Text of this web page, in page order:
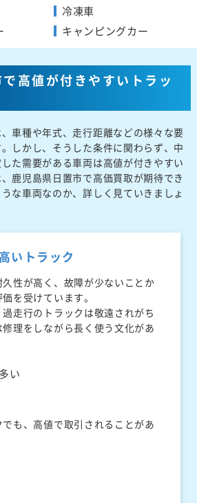
冷凍車
キャンピングカー
高値が付きやすいトラッ
車種や年式、走行距離などの様々な要
しかし、そうした条件に関わらず、中
た需要がある車両は高値が付きやすい
鹿児島県日置市で高価買取が期待でき
な車両なのか、詳しく見ていきましょ
いトラック
性が高く、故障が少ないことか
を受けています。
走行のトラックは敬遠されがち
理をしながら長く使う文化があ
い
も、高値で取引されることがあ